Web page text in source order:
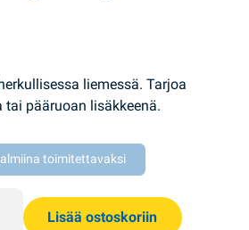
liemessä. Tarjoa
pääruoan lisäkkeenä.
toimitettavaksi
tomaatteja 450g Nizhyn quantity
Lisää ostoskoriin